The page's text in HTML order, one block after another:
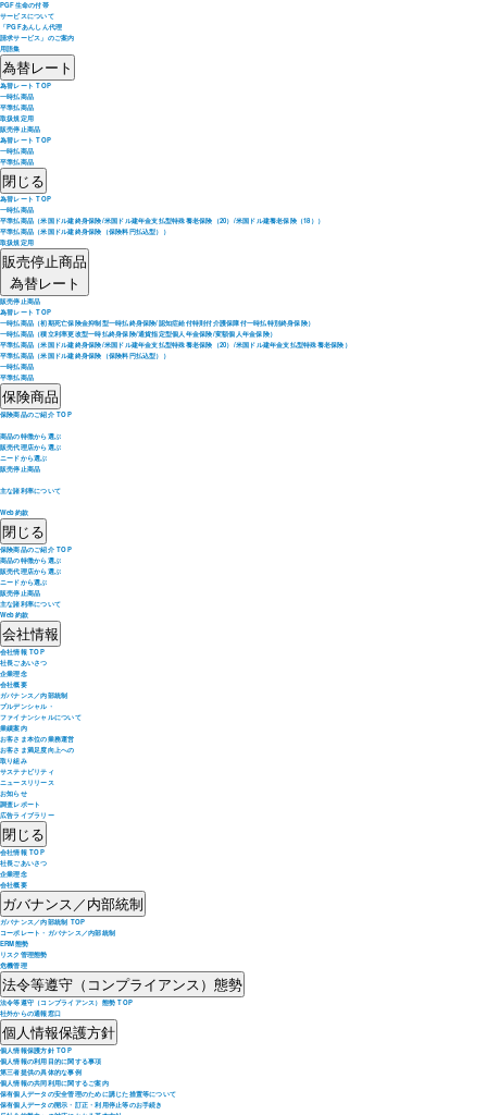
PGF生命の付帯
サービスについて
「PGFあんしん代理
請求サービス」のご案内
用語集
為替レート
為替レート TOP
一時払商品
平準払商品
取扱規定用
販売停止商品
為替レート TOP
一時払商品
平準払商品
閉じる
為替レート TOP
一時払商品
平準払商品（米国ドル建終身保険/米国ドル建年金支払型特殊養老保険（20）/米国ドル建養老保険（18））
平準払商品（米国ドル建終身保険（保険料円払込型））
取扱規定用
販売停止商品
為替レート
販売停止商品
為替レート TOP
一時払商品（初期死亡保険金抑制型一時払終身保険/認知症給付特則付介護保障付一時払特別終身保険）
一時払商品（積立利率更改型一時払終身保険/通貨指定型個人年金保険/変額個人年金保険）
平準払商品（米国ドル建終身保険/米国ドル建年金支払型特殊養老保険（20）/米国ドル建年金支払型特殊養老保険）
平準払商品（米国ドル建終身保険（保険料円払込型））
一時払商品
平準払商品
保険商品
保険商品のご紹介 TOP
商品の特徴から選ぶ
販売代理店から選ぶ
ニードから選ぶ
販売停止商品
主な諸利率について
Web約款
閉じる
保険商品のご紹介 TOP
商品の特徴から選ぶ
販売代理店から選ぶ
ニードから選ぶ
販売停止商品
主な諸利率について
Web約款
会社情報
会社情報 TOP
社長ごあいさつ
企業理念
会社概要
ガバナンス／内部統制
プルデンシャル・
ファイナンシャルについて
業績案内
お客さま本位の業務運営
お客さま満足度向上への
取り組み
サステナビリティ
ニュースリリース
お知らせ
調査レポート
広告ライブラリー
閉じる
会社情報 TOP
社長ごあいさつ
企業理念
会社概要
ガバナンス／内部統制
ガバナンス／内部統制 TOP
コーポレート・ガバナンス／内部統制
ERM態勢
リスク管理態勢
危機管理
法令等遵守（コンプライアンス）態勢
法令等遵守（コンプライアンス）態勢 TOP
社外からの通報窓口
個人情報保護方針
個人情報保護方針 TOP
個人情報の利用目的に関する事項
第三者提供の具体的な事例
個人情報の共同利用に関するご案内
保有個人データの安全管理のために講じた措置等について
保有個人データの開示・訂正・利用停止等のお手続き